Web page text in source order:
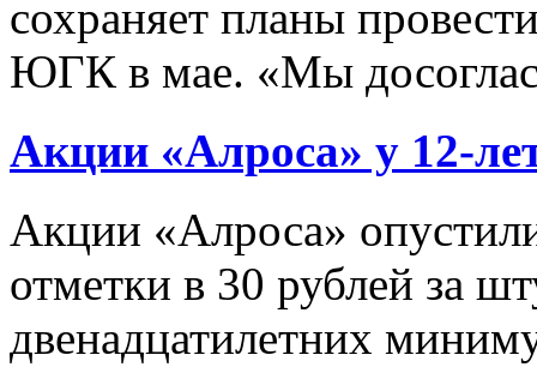
сохраняет планы
ЮГК в мае. «Мы
Акции «Алроса» у 12-
Акции «Алроса»
отметки в 30 рублей за
двенадцатилетних